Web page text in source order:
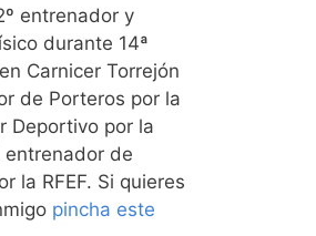
entrenador y
durante 14ª
Carnicer Torrejón
de Porteros por la
Deportivo por la
entrenador de
la RFEF. Si quieres
pincha este